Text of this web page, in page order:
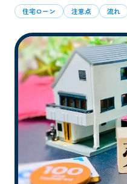
住宅ローン 注意点 流れ